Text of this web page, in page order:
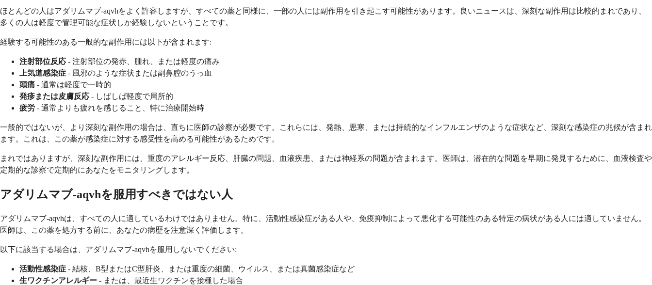
ほとんどの人はアダリムマブ-aqvhをよく許容しますが、すべての薬と同様に、一部の人には副作用を引き起こす可能性があります。良いニュースは、深刻な副作用は比較的まれであり、
多くの人は軽度で管理可能な症状しか経験しないということです。
経験する可能性のある一般的な副作用には以下が含まれます:
注射部位反応 - 注射部位の発赤、腫れ、または軽度の痛み
上気道感染症 - 風邪のような症状または副鼻腔のうっ血
頭痛 - 通常は軽度で一時的
発疹または皮膚反応 - しばしば軽度で局所的
疲労 - 通常よりも疲れを感じること、特に治療開始時
一般的ではないが、より深刻な副作用の場合は、直ちに医師の診察が必要です。これらには、発熱、悪寒、または持続的なインフルエンザのような症状など、深刻な感染症の兆候が含まれ
ます。これは、この薬が感染症に対する感受性を高める可能性があるためです。
まれではありますが、深刻な副作用には、重度のアレルギー反応、肝臓の問題、血液疾患、または神経系の問題が含まれます。医師は、潜在的な問題を早期に発見するために、血液検査や
定期的な診察で定期的にあなたをモニタリングします。
アダリムマブ-aqvhを服用すべきではない人
アダリムマブ-aqvhは、すべての人に適しているわけではありません。特に、活動性感染症がある人や、免疫抑制によって悪化する可能性のある特定の病状がある人には適していません。
医師は、この薬を処方する前に、あなたの病歴を注意深く評価します。
以下に該当する場合は、アダリムマブ-aqvhを服用しないでください:
活動性感染症 - 結核、B型またはC型肝炎、または重度の細菌、ウイルス、または真菌感染症など
生ワクチンアレルギー - または、最近生ワクチンを接種した場合